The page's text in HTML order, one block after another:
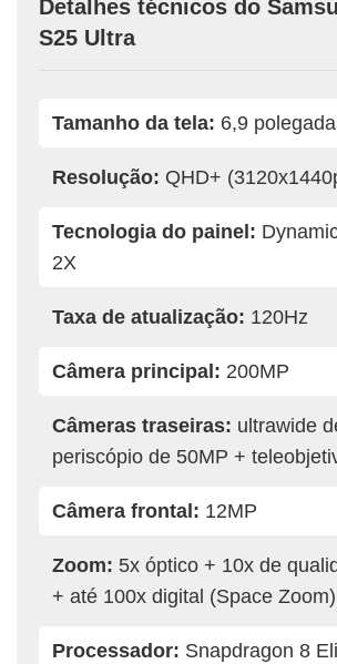
Detalhes técnicos do
S25 Ultra
Tamanho da tela: 6,9
Resolução: QHD+
Tecnologia do painel:
2X
Taxa de atualização: 120Hz
Câmera principal: 200MP
Câmeras traseiras: ultrawide
periscópio de 50MP +
Câmera frontal: 12MP
Zoom: 5x óptico + 10x de
+ até 100x digital (Space Zoom)
Processador: Snapdragon 8